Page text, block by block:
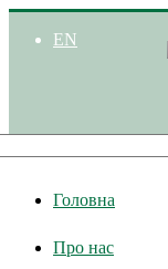
EN
Головна
Про нас